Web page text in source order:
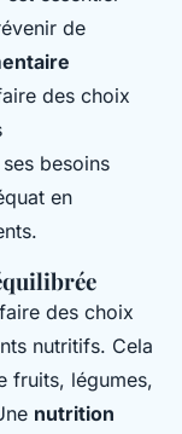
de
des choix
besoins
en
des choix
nutritifs. Cela
fruits, légumes,
nutrition